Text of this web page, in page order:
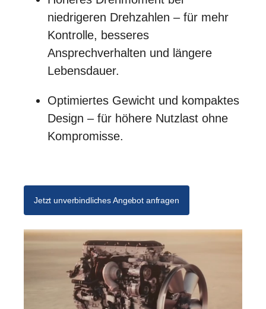
niedrigeren Drehzahlen – für mehr
Kontrolle, besseres
Ansprechverhalten und längere
Lebensdauer.
Optimiertes Gewicht und kompaktes
Design – für höhere Nutzlast ohne
Kompromisse.
Jetzt unverbindliches Angebot anfragen